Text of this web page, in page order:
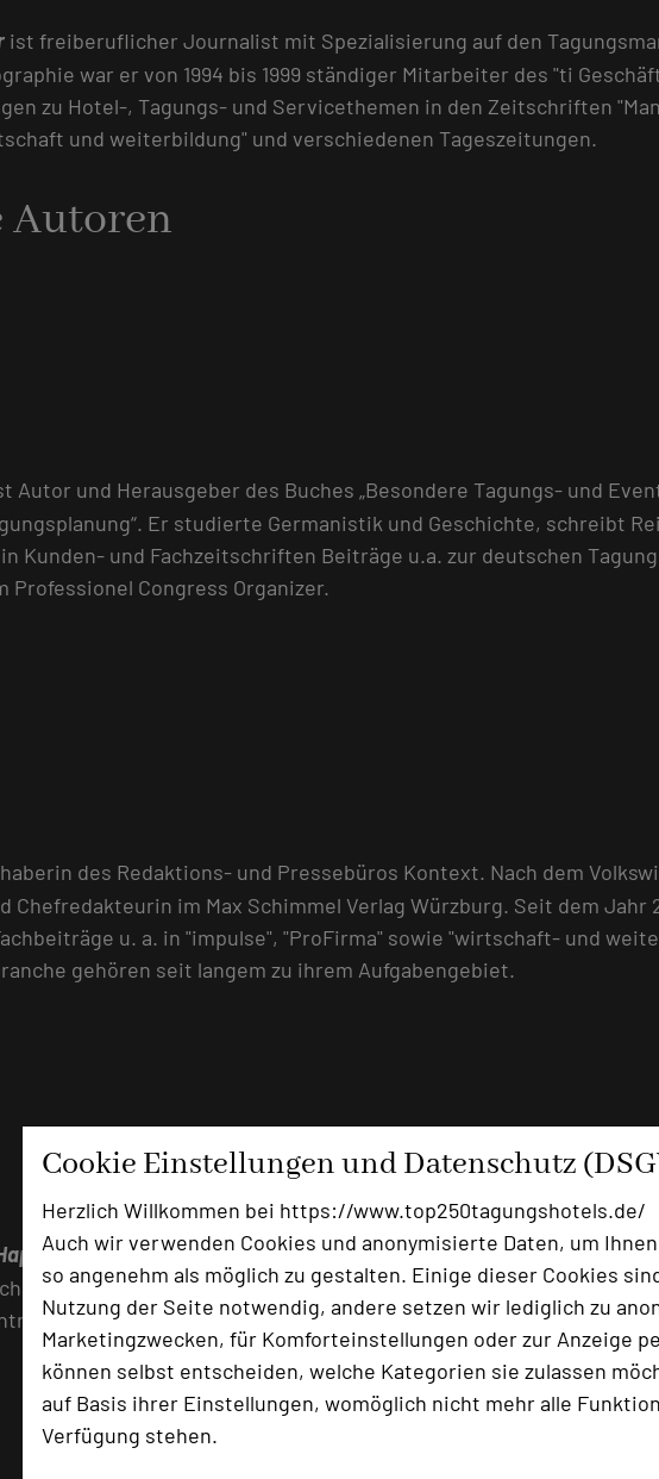
Cookie Einstellungen und Datenschutz
Herzlich Willkommen bei https://www.top250tagungshotels.de/
Auch wir verwenden Cookies und anonymisierte Daten, um
so angenehm als möglich zu gestalten. Einige dieser Cookies
Nutzung der Seite notwendig, andere setzen wir lediglich zu
Marketingzwecken, für Komforteinstellungen oder zur Anzeige
können selbst entscheiden, welche Kategorien sie zulassen
auf Basis ihrer Einstellungen, womöglich nicht mehr alle
Verfügung stehen.
ist freiberuflicher Journalist mit Spezialisierung auf den
war er von 1994 bis 1999 ständiger Mitarbeiter des "ti
zu Hotel-, Tagungs- und Servicethemen in den Zeitschriften
und weiterbildung" und verschiedenen Tageszeitungen.
Autoren
Autor und Herausgeber des Buches „Besondere Tagungs- und
Er studierte Germanistik und Geschichte, schreibt
Kunden- und Fachzeitschriften Beiträge u.a. zur deutschen
Professionel Congress Organizer.
des Redaktions- und Pressebüros Kontext. Nach dem
Chefredakteurin im Max Schimmel Verlag Würzburg. Seit dem
u. a. in "impulse", "ProFirma" sowie "wirtschaft- und
gehören seit langem zu ihrem Aufgabengebiet.
arbeitet als freie Journalistin und Autorin im Büro "Profitexte"
Soziologie und Pädagogik war sie in der Presse- und
BEW und den BDVT tätig und schreibt seit 2000 freiberuflich